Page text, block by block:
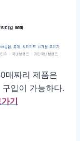
매짜리 제품은
입이 가능하다.
기